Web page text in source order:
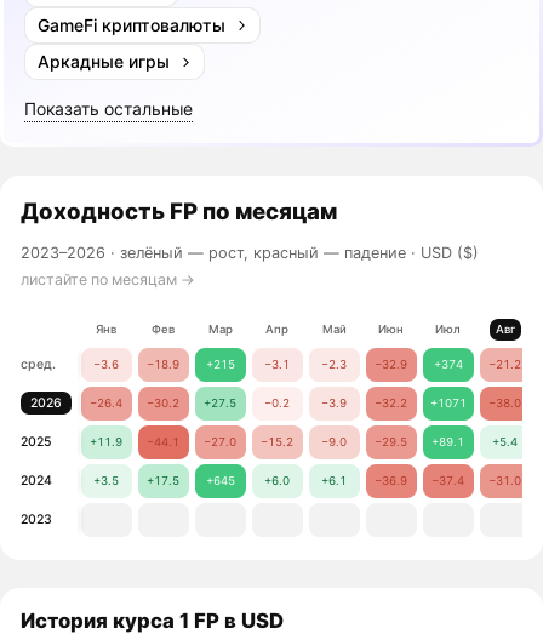
GameFi криптовалюты
Аркадные игры
Показать остальные
Доходность FP по месяцам
2023–2026 ·зелёный — рост, красный — падение · USD ($)
листайте по месяцам →
Янв Фев Мар Апр Май Июн Июл Авг
сред. −3.6 −18.9 +215 −3.1 −2.3 −32.9 +374 −21.2
2026 −26.4 −30.2 +27.5 −0.2 −3.9 −32.2 +1071 −38.0
2025 +11.9 −44.1 −27.0 −15.2 −9.0 −29.5 +89.1 +5.4
2024 +3.5 +17.5 +645 +6.0 +6.1 −36.9 −37.4 −31.0
2023
История курса 1 FP в USD